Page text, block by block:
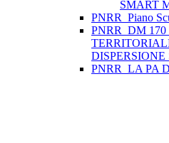
SMART
PNRR_Piano
PNRR_DM
PNRR_LA PA